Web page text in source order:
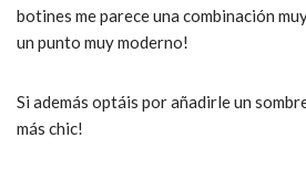
botines me parece una combinación
un punto muy moderno!
Si además optáis por añadirle un
más chic!